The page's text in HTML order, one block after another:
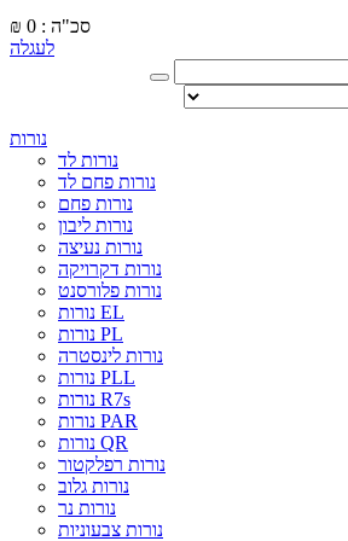
₪
סכ"ה : 0
לעגלה
נורות
נורות לד
נורות פחם לד
נורות פחם
נורות ליבון
נורות נעיצה
נורות דקרויקה
נורות פלורסנט
נורות EL
נורות PL
נורות לינסטרה
נורות PLL
נורות R7s
נורות PAR
נורות QR
נורות רפלקטור
נורות גלוב
נורות נר
נורות צבעוניות